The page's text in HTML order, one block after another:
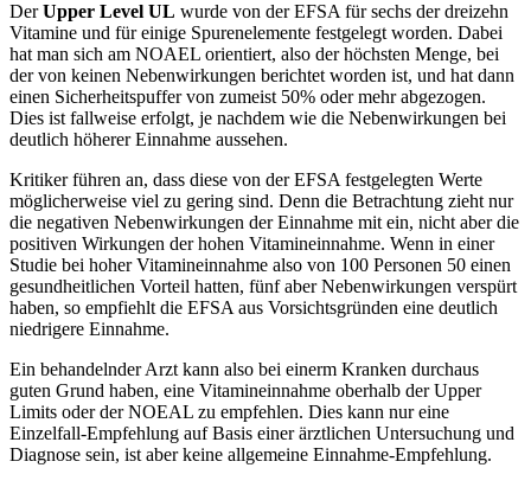
DerUpper Level UL wurde von der EFSA für sechs der dreizehn
Vitamine und für einige Spurenelemente festgelegt worden. Dabei
hat man sich am NOAEL orientiert, also der höchsten Menge, bei
der von keinen Nebenwirkungen berichtet worden ist, und hat dann
einen Sicherheitspuffer von zumeist 50% oder mehr abgezogen.
Dies ist fallweise erfolgt, je nachdem wie die Nebenwirkungen bei
deutlich höherer Einnahme aussehen.
Kritiker führen an, dass diese von der EFSA festgelegten Werte
möglicherweise viel zu gering sind. Denn die Betrachtung zieht nur
die negativen Nebenwirkungen der Einnahme mit ein, nicht aber die
positiven Wirkungen der hohen Vitamineinnahme. Wenn in einer
Studie bei hoher Vitamineinnahme also von 100 Personen 50 einen
gesundheitlichen Vorteil hatten, fünf aber Nebenwirkungen verspürt
haben, so empfiehlt die EFSA aus Vorsichtsgründen eine deutlich
niedrigere Einnahme.
Ein behandelnder Arzt kann also bei einerm Kranken durchaus
guten Grund haben, eine Vitamineinnahme oberhalb der Upper
Limits oder der NOEAL zu empfehlen. Dies kann nur eine
Einzelfall-Empfehlung auf Basis einer ärztlichen Untersuchung und
Diagnose sein, ist aber keine allgemeine Einnahme-Empfehlung.